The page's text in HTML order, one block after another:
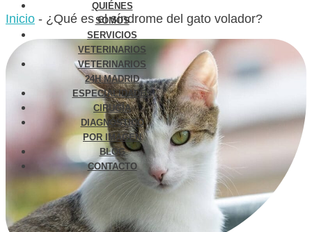
QUIÉNES
SOMOS
SERVICIOS
VETERINARIOS
VETERINARIOS
24H MADRID
ESPECIALIDADES
CIRUGÍA
DIAGNÓSTICO
POR IMAGEN
BLOG
CONTACTO
Inicio - ¿Qué es el síndrome del gato volador?